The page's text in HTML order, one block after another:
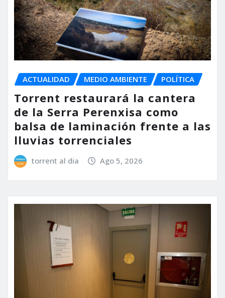
ACTUALIDAD MEDIO AMBIENTE POLÍTICA
Torrent restaurará la cantera
de la Serra Perenxisa como
balsa de laminación frente a las
lluvias torrenciales
torrent al dia Ago 5, 2026